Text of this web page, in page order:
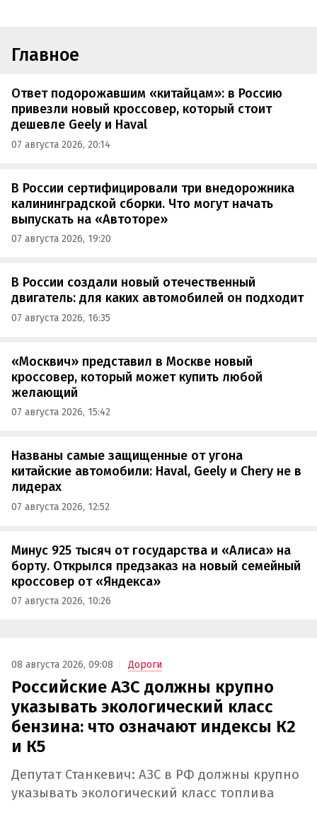
Главное
Ответ подорожавшим «китайцам»: в Россию
привезли новый кроссовер, который стоит
дешевле Geely и Haval
07 августа 2026, 20:14
В России сертифицировали три внедорожника
калининградской сборки. Что могут начать
выпускать на «Автоторе»
07 августа 2026, 19:20
В России создали новый отечественный
двигатель: для каких автомобилей он подходит
07 августа 2026, 16:35
«Москвич» представил в Москве новый
кроссовер, который может купить любой
желающий
07 августа 2026, 15:42
Названы самые защищенные от угона
китайские автомобили: Haval, Geely и Chery не в
лидерах
07 августа 2026, 12:52
Минус 925 тысяч от государства и «Алиса» на
борту. Открылся предзаказ на новый семейный
кроссовер от «Яндекса»
07 августа 2026, 10:26
08 августа 2026, 09:08 Дороги
Российские АЗС должны крупно
указывать экологический класс
бензина: что означают индексы К2
и К5
Депутат Станкевич: АЗС в РФ должны крупно
указывать экологический класс топлива